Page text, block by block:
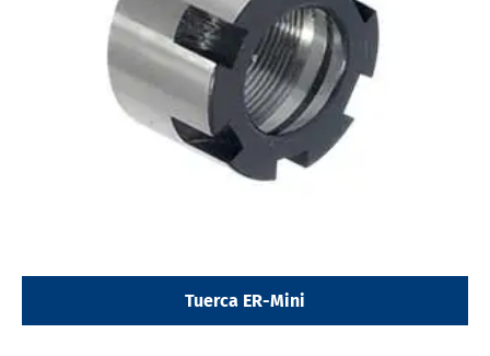
Tuerca ER-Mini